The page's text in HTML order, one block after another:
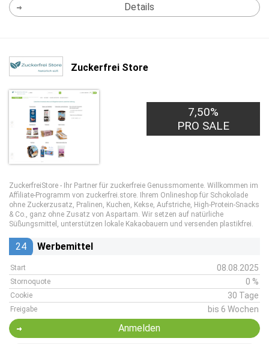
Details
Zuckerfrei Store
7,50%
PRO SALE
ZuckerfreiStore - Ihr Partner für zuckerfreie Genussmomente. Willkommen im
Affiliate-Programm von zuckerfrei.store. Ihrem Onlineshop für Schokolade
ohne Zuckerzusatz, Pralinen, Kuchen, Kekse, Aufstriche, High-Protein-Snacks
& Co., ganz ohne Zusatz von Aspartam. Wir setzen auf natürliche
Süßungsmittel, unterstützen lokale Kakaobauern und versenden plastikfrei.
24 Werbemittel
Start 08.08.2025
Stornoquote 0 %
Cookie 30 Tage
Freigabe bis 6 Wochen
Anmelden